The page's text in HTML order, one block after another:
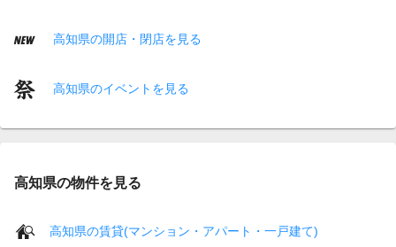
高知県の開店・閉店を見る
高知県のイベントを見る
高知県の物件を見る
高知県の賃貸(マンション・アパート・一戸建て)